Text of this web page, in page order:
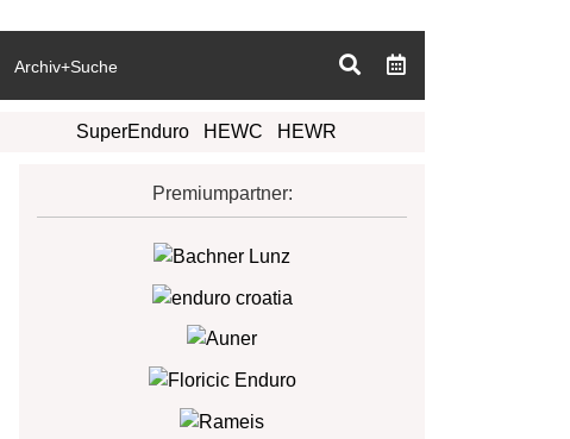
Archiv+Suche
SuperEnduro HEWC HEWR
Premiumpartner: